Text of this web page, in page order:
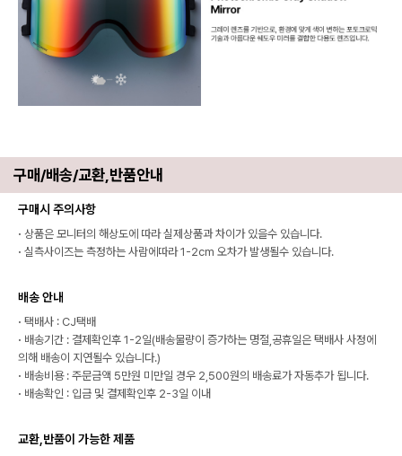
구매/배송/교환,반품안내
구매시 주의사항
· 상품은 모니터의 해상도에 따라 실제상품과 차이가 있을수 있습니다.
· 실측사이즈는 측정하는 사람에따라 1-2cm 오차가 발생될수 있습니다.
배송 안내
· 택배사 : CJ택배
· 배송기간 : 결제확인후 1-2일(배송물량이 증가하는 명절,공휴일은 택배사 사정에
의해 배송이 지연될수 있습니다.)
· 배송비용 : 주문금액 5만원 미만일 경우 2,500원의 배송료가 자동추가 됩니다.
· 배송확인 : 입금 및 결제확인후 2-3일 이내
교환,반품이 가능한 제품